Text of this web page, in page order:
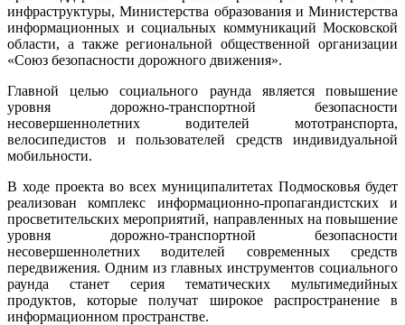
инфраструктуры, Министерства образования и Министерства
информационных и социальных коммуникаций Московской
области, а также региональной общественной организации
«Союз безопасности дорожного движения».
Главной целью социального раунда является повышение
уровня дорожно-транспортной безопасности
несовершеннолетних водителей мототранспорта,
велосипедистов и пользователей средств индивидуальной
мобильности.
В ходе проекта во всех муниципалитетах Подмосковья будет
реализован комплекс информационно-пропагандистских и
просветительских мероприятий, направленных на повышение
уровня дорожно-транспортной безопасности
несовершеннолетних водителей современных средств
передвижения. Одним из главных инструментов социального
раунда станет серия тематических мультимедийных
продуктов, которые получат широкое распространение в
информационном пространстве.